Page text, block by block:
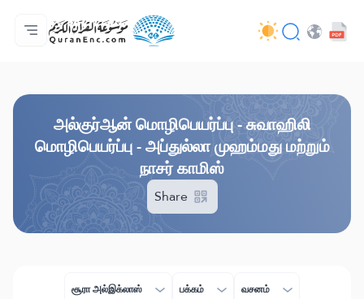
முகப்பு
மொழிபெயர்ப்பு அட்டவணை
Audio
வடிவமைப்போரின் பணிகள் - API
வேலைத் திட்டம் தொடர்பாக
எம்மோடு தொடர்புகொள்ள
மொழி
அல்குர்ஆன் மொழிபெயர்ப்பு - சுவாஹிலி
மொழிபெயர்ப்பு - அப்துல்லா முஹம்மது மற்றும்
நாசர் காமிஸ்
Share
சூரா அல்இக்லாஸ் பக்கம் வசனம்